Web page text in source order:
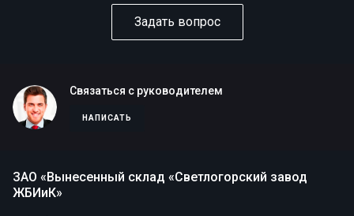
Задать вопрос
Связаться с руководителем
НАПИСАТЬ
ЗАО «Вынесенный склад «Светлогорский завод
ЖБИиК»